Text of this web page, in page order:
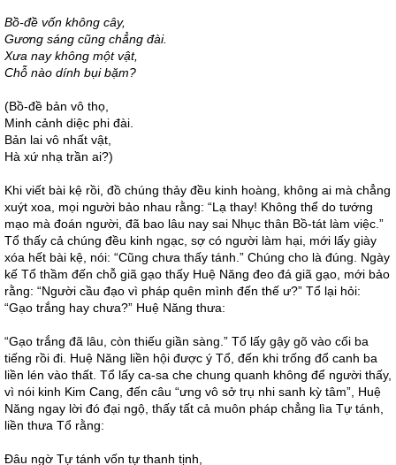
Bồ-đề vốn không cây,
Gương sáng cũng chẳng đài.
Xưa nay không một vật,
Chỗ nào dính bụi bặm?
(Bồ-đề bản vô thọ,
Minh cảnh diệc phi đài.
Bản lai vô nhất vật,
Hà xứ nhạ trần ai?)
Khi viết bài kệ rồi, đồ chúng thảy đều kinh hoàng, không ai mà chẳng
xuýt xoa, mọi người bảo nhau rằng: “Lạ thay! Không thể do tướng
mạo mà đoán người, đã bao lâu nay sai Nhục thân Bồ-tát làm việc.”
Tổ thấy cả chúng đều kinh ngạc, sợ có người làm hại, mới lấy giày
xóa hết bài kệ, nói: “Cũng chưa thấy tánh.” Chúng cho là đúng. Ngày
kế Tổ thầm đến chỗ giã gạo thấy Huệ Năng đeo đá giã gạo, mới bảo
rằng: “Người cầu đạo vì pháp quên mình đến thế ư?” Tổ lại hỏi:
“Gạo trắng hay chưa?” Huệ Năng thưa:
“Gạo trắng đã lâu, còn thiếu giần sàng.” Tổ lấy gậy gõ vào cối ba
tiếng rồi đi. Huệ Năng liền hội được ý Tổ, đến khi trống đổ canh ba
liền lén vào thất. Tổ lấy ca-sa che chung quanh không để người thấy,
vì nói kinh Kim Cang, đến câu “ưng vô sở trụ nhi sanh kỳ tâm”, Huệ
Năng ngay lời đó đại ngộ, thấy tất cả muôn pháp chẳng lìa Tự tánh,
liền thưa Tổ rằng:
Đâu ngờ Tự tánh vốn tự thanh tịnh,